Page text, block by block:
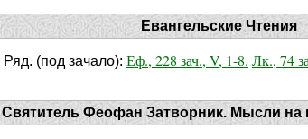
Евангельские Чтения
Ряд. (под зачало): Еф., 228 зач., V, 1-8. Лк., 74
Святитель Феофан Затворник. Мысли на